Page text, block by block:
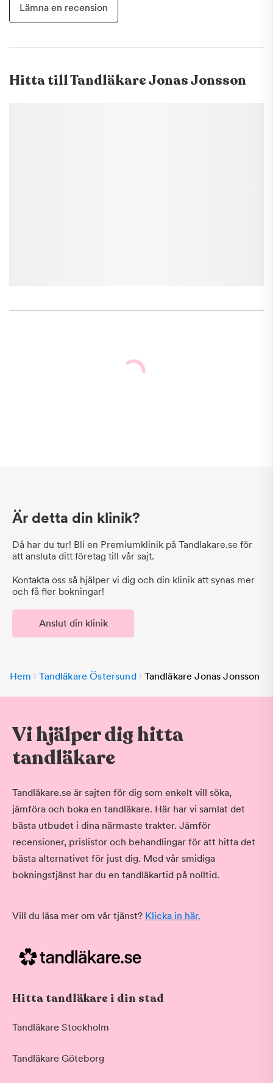
Lämna en recension
Hitta tillTandläkare Jonas Jonsson
Är detta din klinik?
Då har du tur! Bli en Premiumklinik på Tandlakare.se för
att ansluta ditt företag till vår sajt.
Kontakta oss så hjälper vi dig och din klinik att synas mer
och få fler bokningar!
Anslut din klinik
Hem Tandläkare Östersund Tandläkare Jonas Jonsson
Vi hjälper dig hitta
tandläkare
Tandläkare.se är sajten för dig som enkelt vill söka,
jämföra och boka en tandläkare. Här har vi samlat det
bästa utbudet i dina närmaste trakter. Jämför
recensioner, prislistor och behandlingar för att hitta det
bästa alternativet för just dig. Med vår smidiga
bokningstjänst har du en tandläkartid på nolltid.
Vill du läsa mer om vår tjänst? Klicka in här.
Hitta tandläkare i din stad
Tandläkare Stockholm
Tandläkare Göteborg